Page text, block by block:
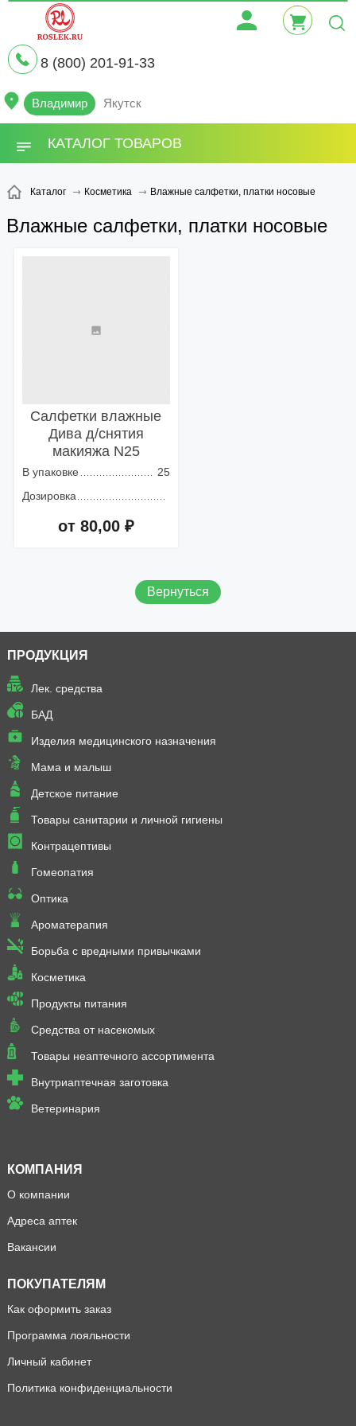
8 (800) 201-91-33
Владимир Якутск
КАТАЛОГ ТОВАРОВ
Каталог Косметика Влажные салфетки, платки носовые
Влажные салфетки, платки носовые
Салфетки влажные
Дива д/снятия
макияжа N25
В упаковке
25
Дозировка
от 80,00 ₽
Вернуться
ПРОДУКЦИЯ
Лек. средства
БАД
Изделия медицинского назначения
Мама и малыш
Детское питание
Товары санитарии и личной гигиены
Контрацептивы
Гомеопатия
Оптика
Ароматерапия
Борьба с вредными привычками
Косметика
Продукты питания
Средства от насекомых
Товары неаптечного ассортимента
Внутриаптечная заготовка
Ветеринария
КОМПАНИЯ
О компании
Адреса аптек
Вакансии
ПОКУПАТЕЛЯМ
Как оформить заказ
Программа лояльности
Личный кабинет
Политика конфиденциальности